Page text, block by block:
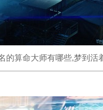
的算命大师有哪些,梦到活